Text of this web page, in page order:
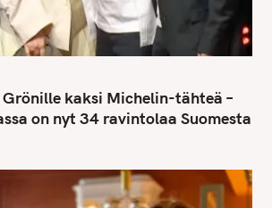
kaksi Michelin-tähteä –
on nyt 34 ravintolaa Suomesta